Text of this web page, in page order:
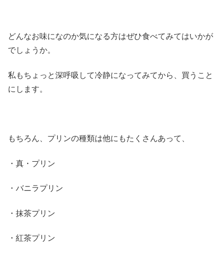
どんなお味になのか気になる方はぜひ食べてみてはいかが
でしょうか。
私もちょっと深呼吸して冷静になってみてから、買うこと
にします。
もちろん、プリンの種類は他にもたくさんあって、
・真・プリン
・バニラプリン
・抹茶プリン
・紅茶プリン